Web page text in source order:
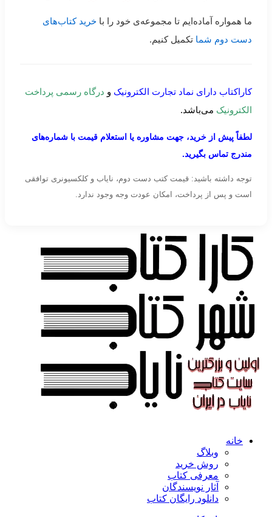
ما همواره آماده‌ایم تا مجموعه‌ی خود را با خرید کتاب‌های
دست دوم شما تکمیل کنیم.
کاراکتاب دارای نماد تجارت الکترونیک و درگاه رسمی پرداخت
الکترونیک می‌باشد.
لطفاً پیش از خرید، جهت مشاوره یا استعلام قیمت با شماره‌های
مندرج تماس بگیرید.
توجه داشته باشید: قیمت کتب دست دوم، نایاب و کلکسیونری توافقی
است و پس از پرداخت، امکان عودت وجه وجود ندارد.
خانه
وبلاگ
روش خرید
معرفی کتاب
آثار نویسندگان
دانلود رایگان کتاب